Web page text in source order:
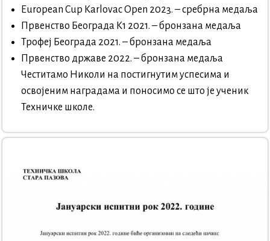
Europeаn Cup Karlovac Open 2023. – сребрна медаља
Првенство Београда К1 2021. – бронзана медаља
Трофеј Београда 2021. – бронзана медаља
Првенство државе 2022. – бронзана медаља
Честитамо Николи на постигнутим успесима и
освојеним наградама и поносимо се што је ученик
Техничке школе.